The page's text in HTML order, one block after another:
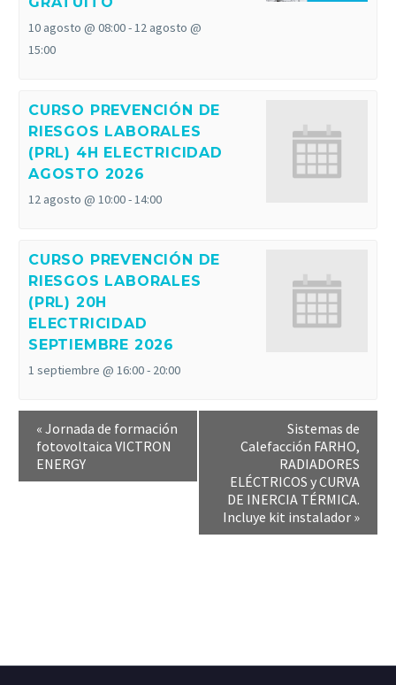
10 agosto @ 08:00-12 agosto @
15:00
CURSO PREVENCIÓN DE
RIESGOS LABORALES
(PRL) 4H ELECTRICIDAD
AGOSTO 2026
12 agosto @ 10:00-14:00
CURSO PREVENCIÓN DE
RIESGOS LABORALES
(PRL) 20H
ELECTRICIDAD
SEPTIEMBRE 2026
1 septiembre @ 16:00- 20:00
« Jornada de formación
fotovoltaica VICTRON
ENERGY
Sistemas de
Calefacción FARHO,
RADIADORES
ELÉCTRICOS y CURVA
DE INERCIA TÉRMICA.
Incluye kit instalador »